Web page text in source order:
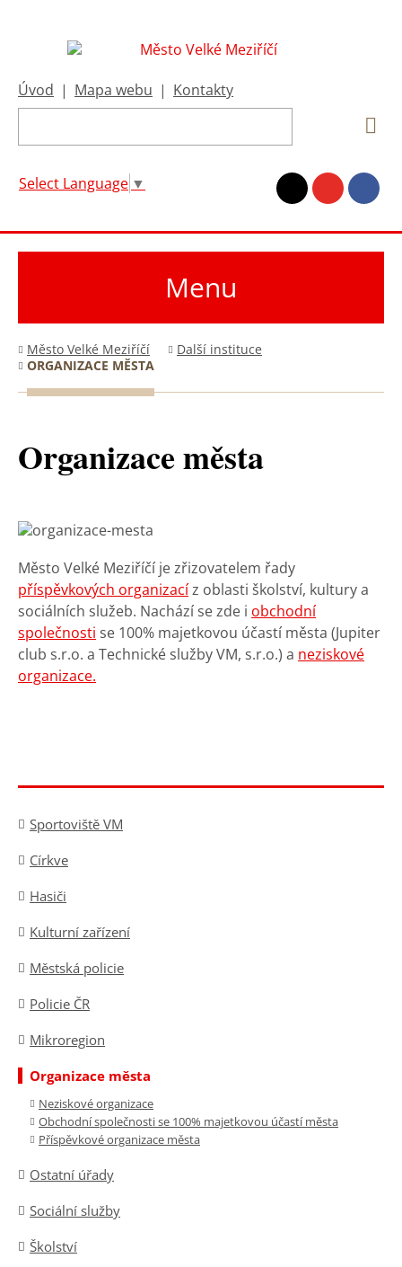
Úvod | Mapa webu | Kontakty
Select Language ▼
Menu
Město Velké Meziříčí
Další instituce
ORGANIZACE MĚSTA
Organizace města
Město Velké Meziříčí je zřizovatelem řady
příspěvkových organizacíz oblasti školství, kultury a
sociálních služeb. Nachází se zde i obchodní
společnosti se 100% majetkovou účastí města (Jupiter
club s.r.o. a Technické služby VM, s.r.o.) a neziskové
organizace.
Sportoviště VM
Církve
Hasiči
Kulturní zařízení
Městská policie
Policie ČR
Mikroregion
Organizace města
Neziskové organizace
Obchodní společnosti se 100% majetkovou účastí města
Příspěvkové organizace města
Ostatní úřady
Sociální služby
Školství